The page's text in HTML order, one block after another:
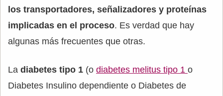
los transportadores, señalizadores y proteínas
implicadas en el proceso. Es verdad que hay
algunas más frecuentes que otras.
La diabetes tipo 1 (o diabetes melitus tipo 1 o
Diabetes Insulino dependiente o Diabetes de